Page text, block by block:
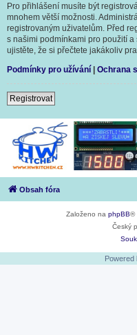
Pro přihlášení musíte být
mnohem větší možnosti.
registrovaným uživatelům. Před
s našimi podmínkami pro použití
ujistěte, že si přečtete jakákoliv
Podmínky pro užívání | Ochrana
Registrovat
Obsah fóra
Založeno na phpBB®
Český
Powered